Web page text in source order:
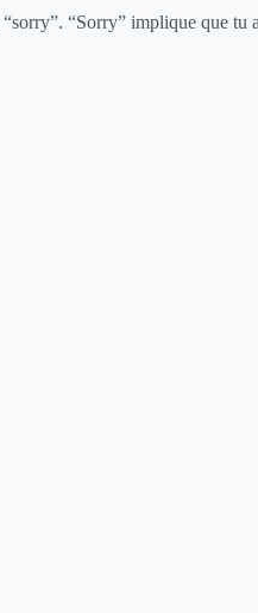
“Sorry” implique que tu